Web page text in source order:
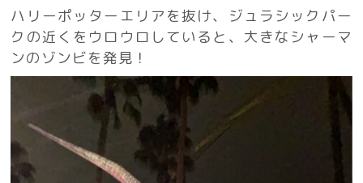
ハリーポッターエリアを抜け、ジュラシックパー
クの近くをウロウロしていると、大きなシャーマ
ンのゾンビを発見！